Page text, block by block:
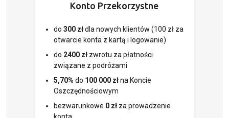
Konto Przekorzystne
do 300 złdla nowych klientów (100 zł za
otwarcie konta z kartą i logowanie)
do 2400 złzwrotu za płatności
związane z podróżami
5,70% do 100 000 złna Koncie
Oszczędnościowym
bezwarunkowe 0 złza prowadzenie
konta